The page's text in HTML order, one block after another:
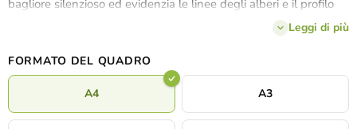
bagliore silenzioso ed evidenzia le linee degli alberi e il profilo
del lupo stesso. L'intera composizione appare magica, ma allo
stesso tempo naturale, come un simbolo eterno di libertà,Leggi di più
FORMATO DEL QUADRO
A4 A3